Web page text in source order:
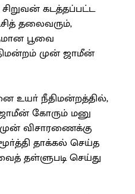
கடத்தப்பட்ட
தலைவரும்,
பூவை
முன் ஜாமீன்
உயா் நீதிமன்றத்தில்,
கோரும் மனு
முன் விசாரணைக்கு
தாக்கல் செய்த
தள்ளுபடி செய்து